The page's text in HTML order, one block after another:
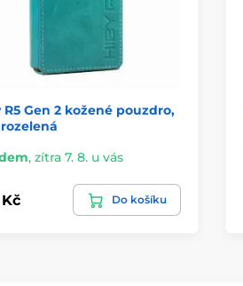
R5 Gen 2 kožené pouzdro,
, zítra 7. 8. u vás
Do košíku